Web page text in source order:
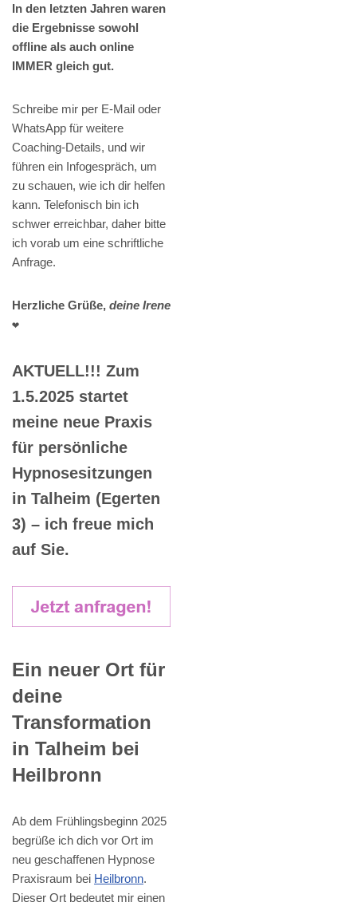
In den letzten Jahren waren
die Ergebnisse sowohl
offline als auch online
IMMER gleich gut.
Schreibe mir per E-Mail oder
WhatsApp für weitere
Coaching-Details, und wir
führen ein Infogespräch, um
zu schauen, wie ich dir helfen
kann. Telefonisch bin ich
schwer erreichbar, daher bitte
ich vorab um eine schriftliche
Anfrage.
Herzliche Grüße, deine Irene
❤️
AKTUELL!!! Zum
1.5.2025 startet
meine neue Praxis
für persönliche
Hypnosesitzungen
in Talheim (Egerten
3) – ich freue mich
auf Sie.
Ein neuer Ort für
deine
Transformation
in Talheim bei
Heilbronn
Ab dem Frühlingsbeginn 2025
begrüße ich dich vor Ort im
neu geschaffenen Hypnose
Praxisraum bei Heilbronn.
Dieser Ort bedeutet mir einen